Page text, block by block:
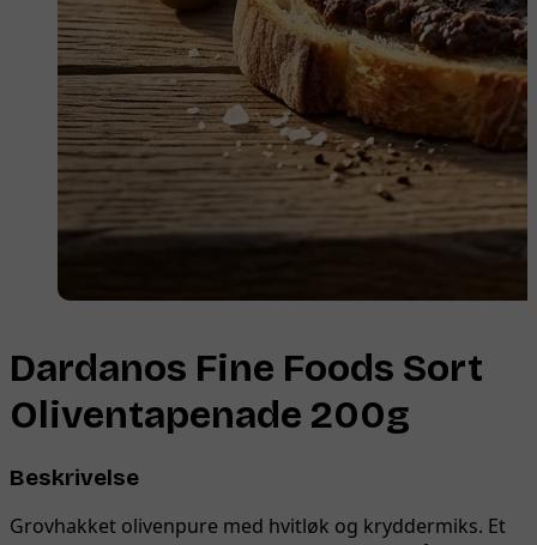
Dardanos Fine Foods Sort
Oliventapenade 200g
Beskrivelse
Grovhakket olivenpure med hvitløk og kryddermiks. Et